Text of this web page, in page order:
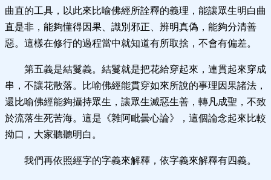
曲直的工具，以此來比喻佛經所詮釋的義理，能讓眾生明白曲
直是非，能夠懂得因果、識別邪正、辨明真偽，能夠分清善
惡。這樣在修行的過程當中就知道有所取捨，不會有偏差。
第五義是結鬘義。結鬘就是把花給穿起來，連貫起來穿成
串，不讓花散落。比喻佛經能貫穿如來所說的事理因果諸法，
還比喻佛經能夠攝持眾生，讓眾生滅惡生善，轉凡成聖，不致
於流落生死苦海。這是《雜阿毗曇心論》，這個論念起來比較
拗口，大家聽聽明白。
我們再依照經字的字義來解釋，依字義來解釋有四義。